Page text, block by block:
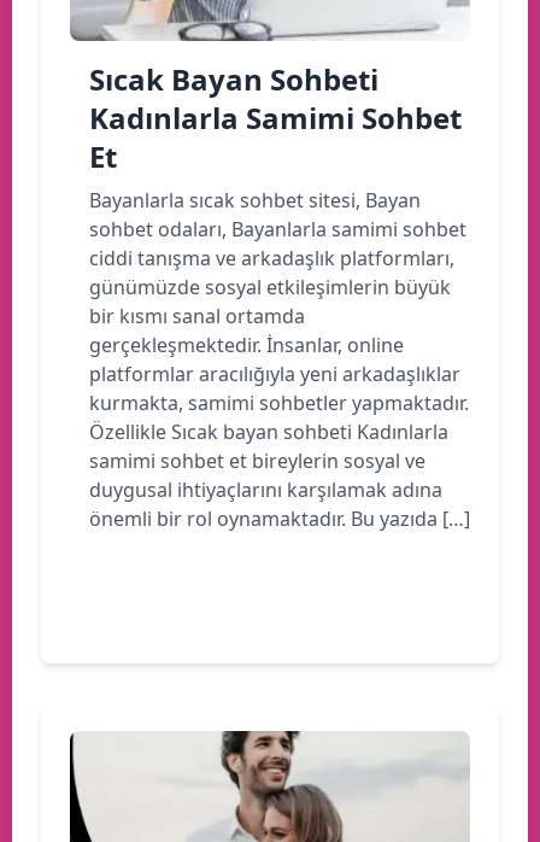
Sıcak Bayan Sohbeti
Kadınlarla Samimi Sohbet
Et
Bayanlarla sıcak sohbet sitesi, Bayan
sohbet odaları, Bayanlarla samimi sohbet
ciddi tanışma ve arkadaşlık platformları,
günümüzde sosyal etkileşimlerin büyük
bir kısmı sanal ortamda
gerçekleşmektedir. İnsanlar, online
platformlar aracılığıyla yeni arkadaşlıklar
kurmakta, samimi sohbetler yapmaktadır.
Özellikle Sıcak bayan sohbeti Kadınlarla
samimi sohbet et bireylerin sosyal ve
duygusal ihtiyaçlarını karşılamak adına
önemli bir rol oynamaktadır. Bu yazıda […]